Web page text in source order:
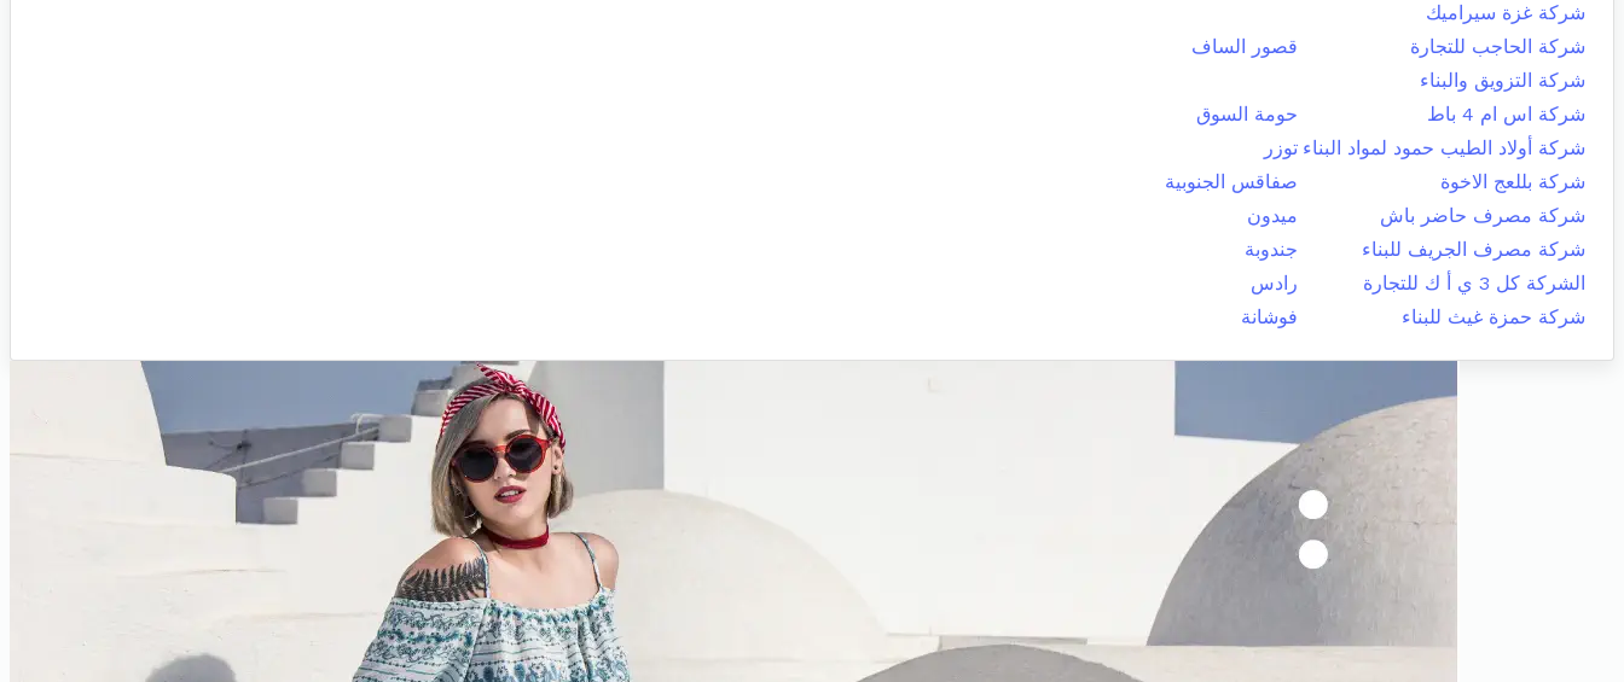
شركة غزة سيراميك
شركة الحاجب للتجارة
قصور الساف
شركة التزويق والبناء
شركة اس ام 4 باط
حومة السوق
شركة أولاد الطيب حمود لمواد البناء توزر
شركة بللعج الاخوة
صفاقس الجنوبية
شركة مصرف حاضر باش
ميدون
شركة مصرف الجريف للبناء
جندوبة
الشركة كل 3 ي أ ك للتجارة
رادس
شركة حمزة غيث للبناء
فوشانة